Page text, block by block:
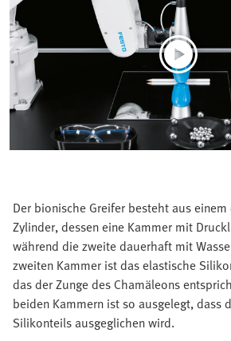
Der bionische Greifer besteht aus
Zylinder, dessen eine Kammer mit
während die zweite dauerhaft mit
zweiten Kammer ist das elastische
das der Zunge des Chamäleons
beiden Kammern ist so ausgelegt, dass
Silikonteils ausgeglichen wird.